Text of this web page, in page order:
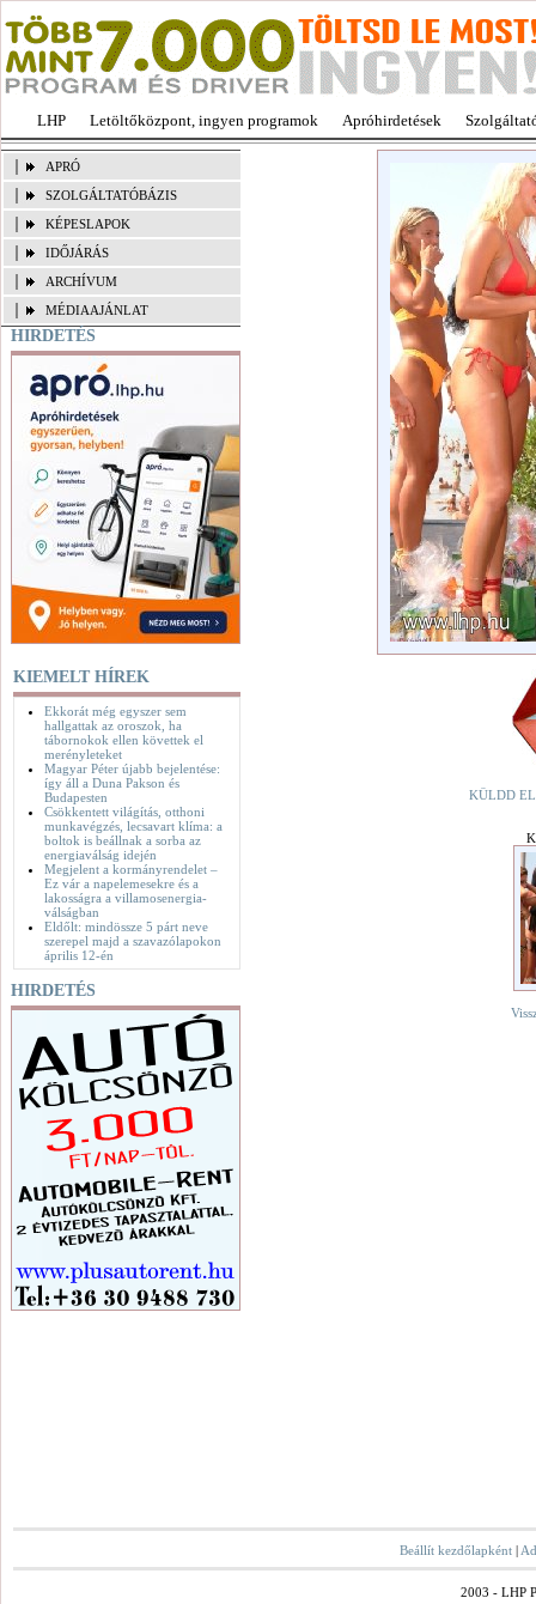
LHP Letöltőközpont, ingyen programok Apróhirdetések
APRÓ
SZOLGÁLTATÓBÁZIS
KÉPESLAPOK
IDŐJÁRÁS
ARCHÍVUM
MÉDIAAJÁNLAT
HIRDETÉS
KIEMELT HÍREK
Ekkorát még egyszer sem
hallgattak az oroszok, ha
tábornokok ellen követtek el
merényleteket
Magyar Péter újabb bejelentése:
így áll a Duna Pakson és
Budapesten
Csökkentett világítás, otthoni
munkavégzés, lecsavart klíma: a
boltok is beállnak a sorba az
energiaválság idején
Megjelent a kormányrendelet –
Ez vár a napelemesekre és a
lakosságra a villamosenergia-
válságban
Eldőlt: mindössze 5 párt neve
szerepel majd a szavazólapokon
április 12-én
HIRDETÉS
KÜLDD
Beállít kezdőlapként |
2003 - LHP